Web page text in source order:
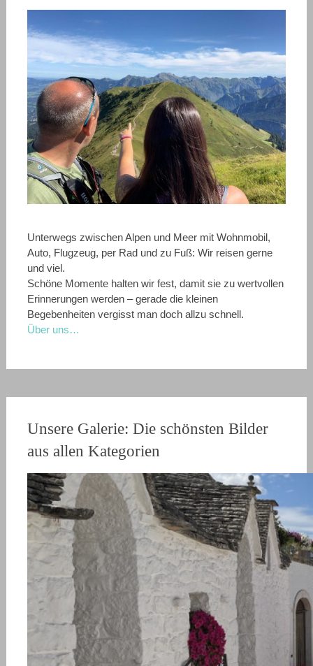
Unterwegs zwischen Alpen und Meer mit Wohnmobil,
Auto, Flugzeug, per Rad und zu Fuß: Wir reisen gerne
und viel.
Schöne Momente halten wir fest, damit sie zu wertvollen
Erinnerungen werden – gerade die kleinen
Begebenheiten vergisst man doch allzu schnell.
Über uns…
Unsere Galerie: Die schönsten Bilder
aus allen Kategorien